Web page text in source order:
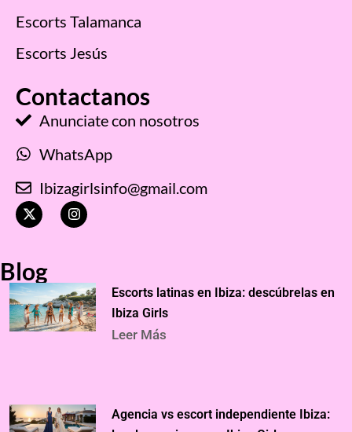
Escorts Talamanca
Escorts Jesús
Contactanos
Anunciate con nosotros
WhatsApp
Ibizagirlsinfo@gmail.com
X
-
t
t
t
e
r
I
n
s
r
a
m
Blog
Escorts latinas en Ibiza: descúbrelas en
Ibiza Girls
Leer Más
Agencia vs escort independiente Ibiza: